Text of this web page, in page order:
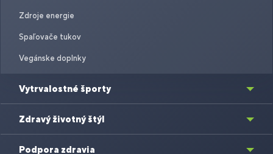
Zdroje energie
Spaľovače tukov
Vegánske doplnky
Vytrvalostné športy
Zdravý životný štýl
Podpora zdravia